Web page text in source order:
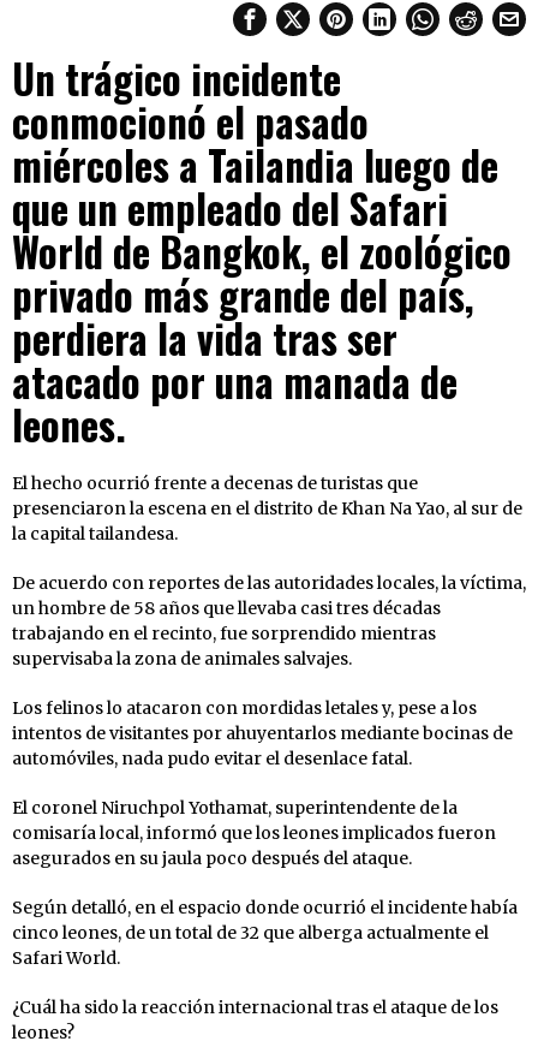
Un trágico incidente
conmocionó el pasado
miércoles a Tailandia luego de
que un empleado del Safari
World de Bangkok, el zoológico
privado más grande del país,
perdiera la vida tras ser
atacado por una manada de
leones.
El hecho ocurrió frente a decenas de turistas que
presenciaron la escena en el distrito de Khan Na Yao, al sur de
la capital tailandesa.
De acuerdo con reportes de las autoridades locales, la víctima,
un hombre de 58 años que llevaba casi tres décadas
trabajando en el recinto, fue sorprendido mientras
supervisaba la zona de animales salvajes.
Los felinos lo atacaron con mordidas letales y, pese a los
intentos de visitantes por ahuyentarlos mediante bocinas de
automóviles, nada pudo evitar el desenlace fatal.
El coronel Niruchpol Yothamat, superintendente de la
comisaría local, informó que los leones implicados fueron
asegurados en su jaula poco después del ataque.
Según detalló, en el espacio donde ocurrió el incidente había
cinco leones, de un total de 32 que alberga actualmente el
Safari World.
¿Cuál ha sido la reacción internacional tras el ataque de los
leones?